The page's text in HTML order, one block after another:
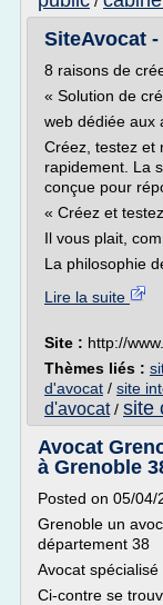
SiteAvocat
8 raisons de
« Solution de
web dédiée aux
Créez, testez et
rapidement. La
conçue pour
« Créez et
Il vous plait,
La philosophie
Lire la suite
Site : http://
Thèmes liés :
d'avocat / site
d'avocat/ site
Avocat
à Grenoble
Posted on 05/04/
Grenoble un
département 38
Avocat
Ci-contre se